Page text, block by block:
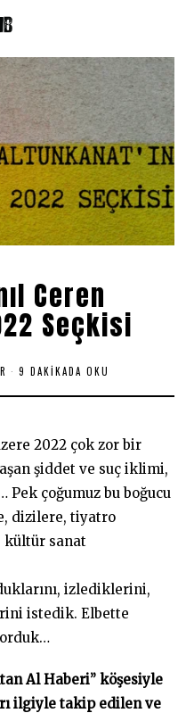
Ceren
Seçkisi
9 DAKIKADA OKU
2022 çok zor bir
şiddet ve suç iklimi,
çoğumuz bu boğucu
dizilere, tiyatro
kültür sanat
izlediklerini,
istedik. Elbette
Al Haberi” köşesiyle
ilgiyle takip edilen ve